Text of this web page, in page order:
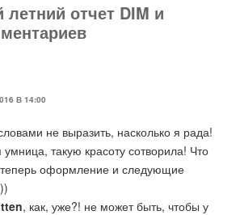
отчет DIM и
В 14:00
не выразить, насколько я рада!
умница, такую красоту сотворила! Что
оформление и следующие
, как, уже?! не может быть, чтобы у